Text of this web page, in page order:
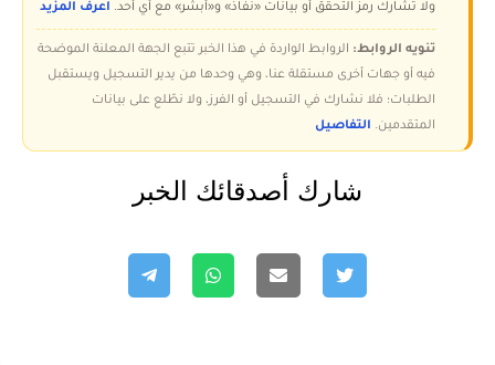
ولا تُشارك رمز التحقق أو بيانات «نفاذ» و«أبشر» مع أي أحد. اعرف المزيد
تنويه الروابط: الروابط الواردة في هذا الخبر تتبع الجهة المعلنة الموضحة
فيه أو جهات أخرى مستقلة عنا، وهي وحدها من يدير التسجيل ويستقبل
الطلبات؛ فلا نشارك في التسجيل أو الفرز، ولا نطّلع على بيانات
المتقدمين. التفاصيل
شارك أصدقائك الخبر